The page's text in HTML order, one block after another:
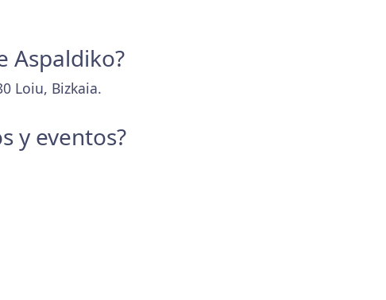
Aspaldiko?
Loiu, Bizkaia.
y eventos?